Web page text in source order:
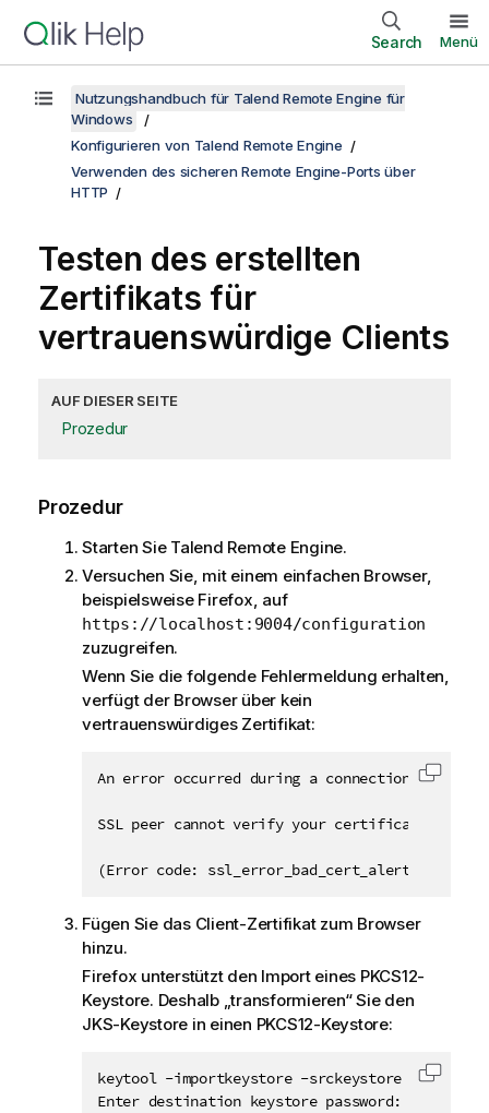
Search Menü
Nutzungshandbuch für Talend Remote Engine für
Windows
Konfigurieren von Talend Remote Engine
Verwenden des sicheren Remote Engine-Ports über
HTTP
Testen des erstellten
Zertifikats für
vertrauenswürdige Clients
AUF DIESER SEITE
Prozedur
Prozedur
Starten Sie Talend Remote Engine.
Versuchen Sie, mit einem einfachen Browser,
beispielsweise Firefox, auf
https://localhost:9004/configuration
zuzugreifen.
Wenn Sie die folgende Fehlermeldung erhalten,
verfügt der Browser über kein
vertrauenswürdiges Zertifikat:
An error occurred during a connection to
SSL peer cannot verify your certificate.
(Error code: ssl_error_bad_cert_alert)
Code
Fügen Sie das Client-Zertifikat zum Browser
hinzu.
Firefox unterstützt den Import eines PKCS12-
Keystore. Deshalb „transformieren“ Sie den
JKS-Keystore in einen PKCS12-Keystore:
keytool -importkeystore -srckeystore
Enter destination keystore password:
Code